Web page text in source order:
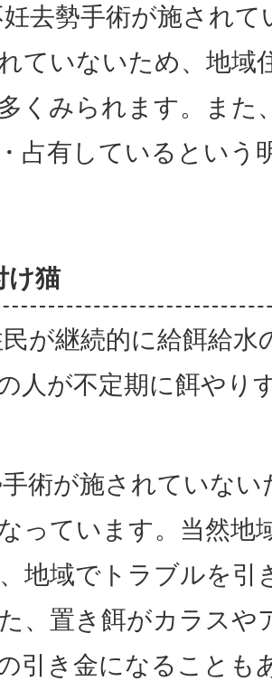
去勢手術が施され
ていないため、地域
くみられます。また
占有しているという
け猫
が継続的に給餌給
の人が不定期に餌やり
術が施されていな
っています。当然地
地域でトラブルを引
、置き餌がカラスや
引き金になることも